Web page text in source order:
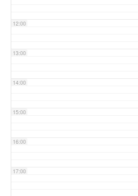
12:00
13:00
14:00
15:00
16:00
17:00